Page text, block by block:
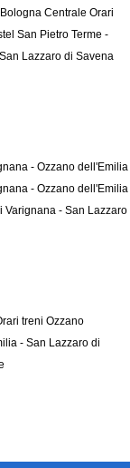
Centrale Orari
San Pietro Terme -
Lazzaro di Savena
- Ozzano dell'Emilia
- Ozzano dell'Emilia
Varignana - San Lazzaro
treni Ozzano
- San Lazzaro di